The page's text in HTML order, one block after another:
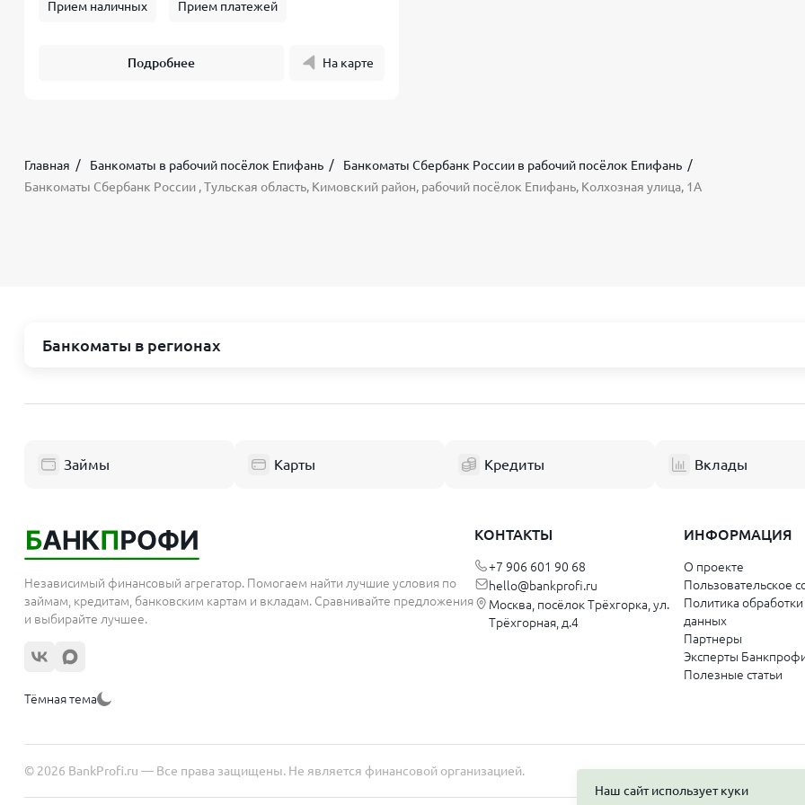
Прием наличных Прием платежей
Подробнее На карте
Главная Банкоматы в рабочий посёлок Епифань
Банкоматы Сбербанк России в рабочий посёлок Епифань
Банкоматы Сбербанк России , Тульская область, Кимовский район, рабочий посёлок Епифань, Колхозная улица, 1А
Банкоматы в регионах
Балашиха
Электросталь
Домодедово
Подольск
Мытищи
Жуковский
Норильск
Керчь
Симферополь
Ялта
Ульяновская область
Димитровград
Хабаровский край
Хабаровск
Тульская область
Займы Карты Кредиты Вклады
Независимый финансовый агрегатор. Помогаем найти лучшие условия по
займам, кредитам, банковским картам и вкладам. Сравнивайте предложения
и выбирайте лучшее.
Тёмная тема
КОНТАКТЫ
+7 906 601 90 68
hello@bankprofi.ru
Москва, посёлок Трёхгорка, ул.
Трёхгорная, д.4
ИНФОРМАЦИЯ
О проекте
Пользовательское
Политика
данных
Партнеры
Эксперты
Полезные статьи
© 2026 BankProfi.ru — Все права защищены. Не является финансовой организацией.
Наш сайт использует куки